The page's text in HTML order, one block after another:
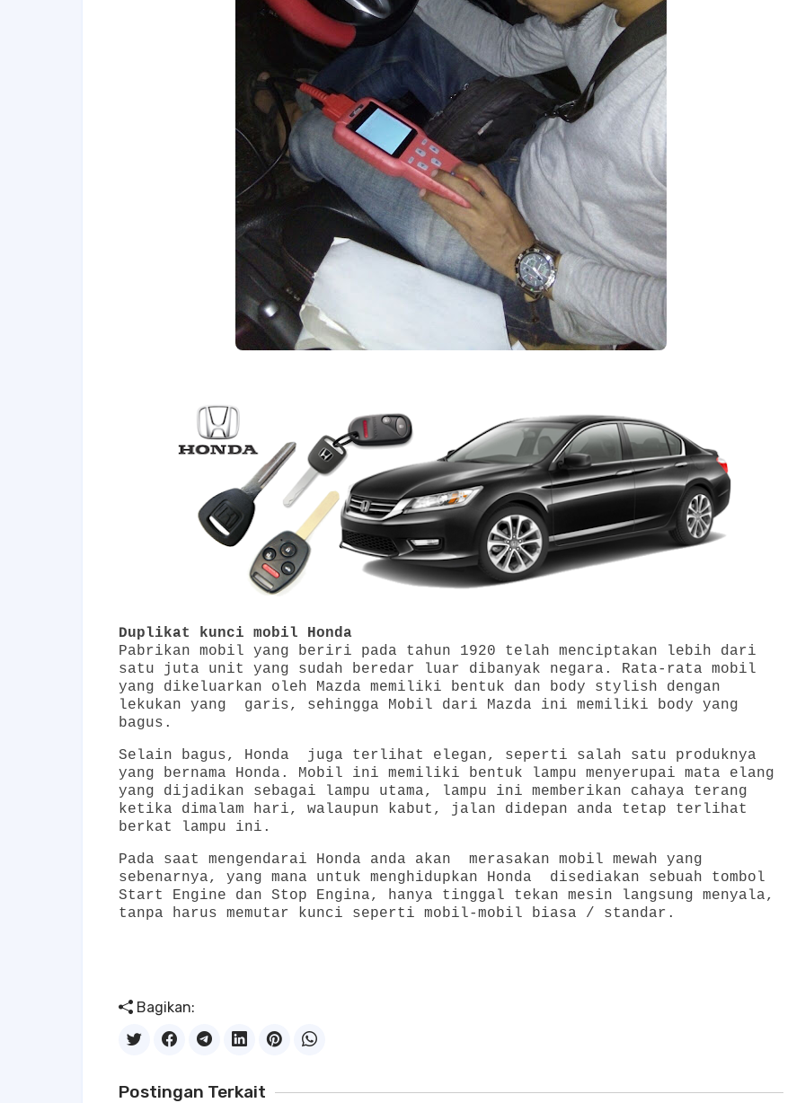
Duplikat kunci mobil Honda
Pabrikan mobil yang beriri pada tahun 1920 telah menciptakan lebih dari
satu juta unit yang sudah beredar luar dibanyak negara. Rata-rata mobil
yang dikeluarkan oleh Mazda memiliki bentuk dan body stylish dengan
lekukan yang garis, sehingga Mobil dari Mazda ini memiliki body yang
bagus.
Selain bagus, Honda juga terlihat elegan, seperti salah satu produknya
yang bernama Honda. Mobil ini memiliki bentuk lampu menyerupai mata elang
yang dijadikan sebagai lampu utama, lampu ini memberikan cahaya terang
ketika dimalam hari, walaupun kabut, jalan didepan anda tetap terlihat
berkat lampu ini.
Pada saat mengendarai Honda anda akan merasakan mobil mewah yang
sebenarnya, yang mana untuk menghidupkan Honda disediakan sebuah tombol
Start Engine dan Stop Engina, hanya tinggal tekan mesin langsung menyala,
tanpa harus memutar kunci seperti mobil-mobil biasa / standar.
Bagikan:
Postingan Terkait